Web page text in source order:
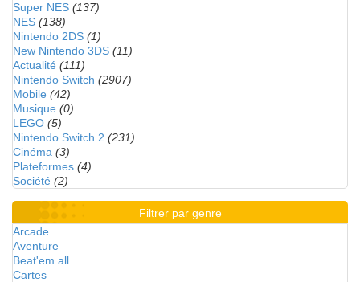
Super NES (137)
NES (138)
Nintendo 2DS (1)
New Nintendo 3DS (11)
Actualité (111)
Nintendo Switch (2907)
Mobile (42)
Musique (0)
LEGO (5)
Nintendo Switch 2 (231)
Cinéma (3)
Plateformes (4)
Société (2)
Filtrer par genre
Arcade
Aventure
Beat'em all
Cartes